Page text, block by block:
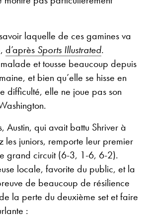
laquelle de ces gamines va
d’après Sports Illustrated.
et tousse beaucoup depuis
et bien qu’elle se hisse en
difficulté, elle ne joue pas son
Austin, qui avait battu Shriver à
les juniors, remporte leur premier
grand circuit (6-3, 1-6, 6-2).
locale, favorite du public, et la
de beaucoup de résilience
la perte du deuxième set et faire
: